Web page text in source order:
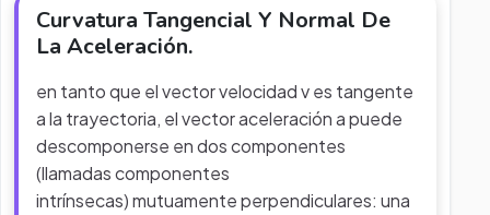
Curvatura Tangencial Y Normal De
La Aceleración.
en tanto que el vector velocidad v es tangente
a la trayectoria, el vector aceleración a puede
descomponerse en dos componentes
(llamadas componentes
intrínsecas) mutuamente perpendiculares: una